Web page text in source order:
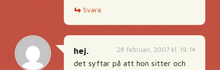
Svara
28 februari, 2007 kl. 19:14
hej.
det syftar på att hon sitter och